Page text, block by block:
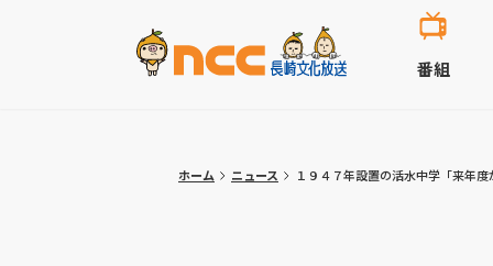
番組
ホーム ニュース １９４７年設置の活水中学「来年